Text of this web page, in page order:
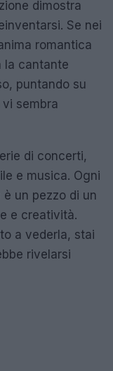
dimostra
Se nei
romantica
la cantante
puntando su
sembra
di concerti,
e musica. Ogni
un pezzo di un
e creatività.
a vederla, stai
rivelarsi